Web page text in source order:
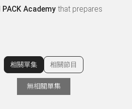
PACK Academy that prepares
顯示相關單集
相關單集 相關節目
無相關單集